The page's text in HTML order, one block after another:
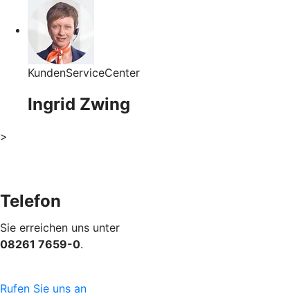
KundenServiceCenter
Ingrid Zwing
>
Telefon
Sie erreichen uns unter
08261 7659-0.
Rufen Sie uns an